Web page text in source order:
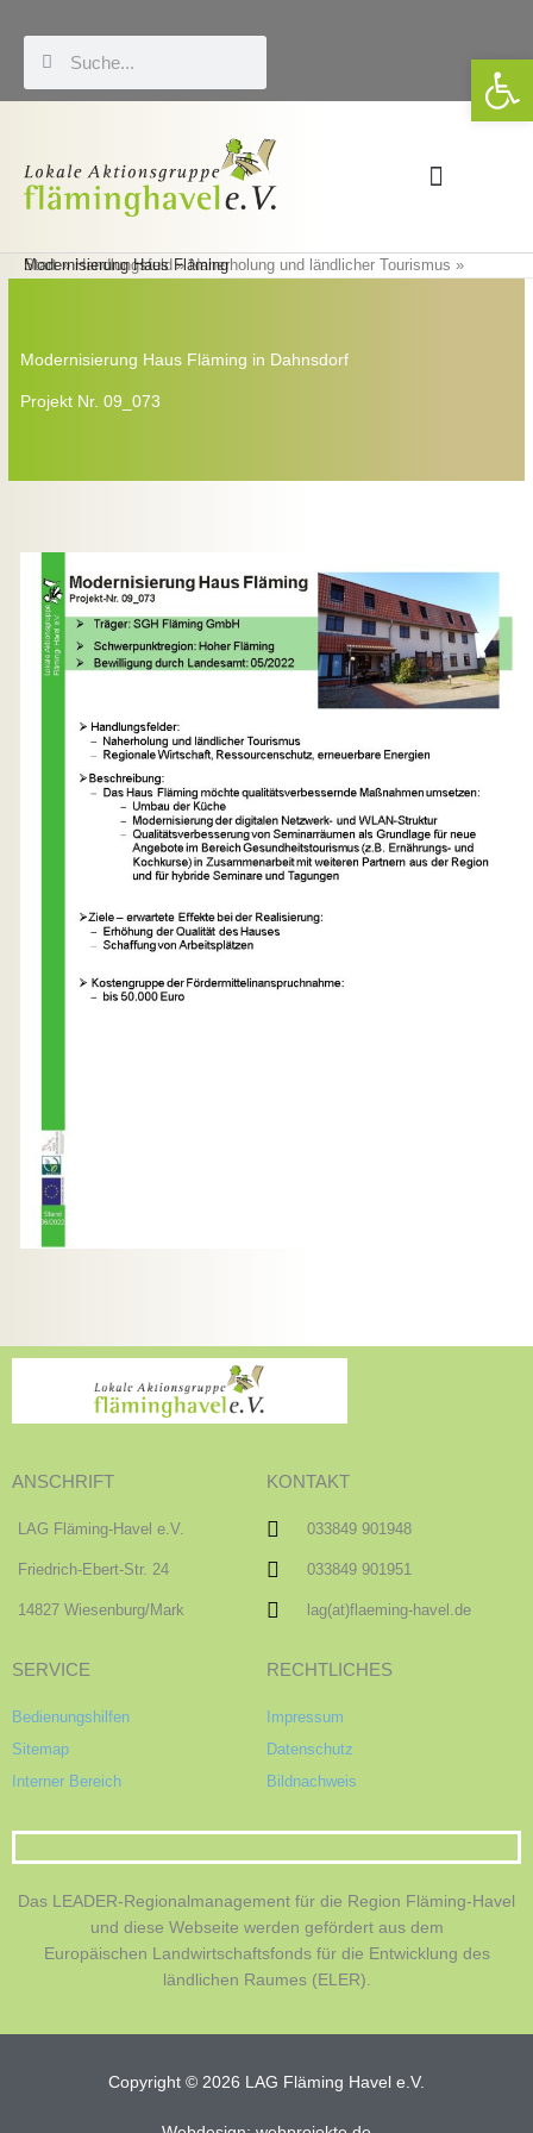
Inhalt
springen
Start Handlungsfeld Naherholung und ländlicher Tourismus
Modernisierung Haus Fläming
Modernisierung Haus Fläming in Dahnsdorf
Projekt Nr. 09_073
ANSCHRIFT
LAG Fläming-Havel e.V.
Friedrich-Ebert-Str. 24
14827 Wiesenburg/Mark
KONTAKT
033849 901948
033849 901951
lag(at)flaeming-havel.de
SERVICE
Bedienungshilfen
Sitemap
Interner Bereich
RECHTLICHES
Impressum
Datenschutz
Bildnachweis
Das LEADER-Regionalmanagement für die Region Fläming-Havel
und diese Webseite werden gefördert aus dem
Europäischen Landwirtschaftsfonds für die Entwicklung des
ländlichen Raumes (ELER).
Copyright © 2026 LAG Fläming Havel e.V.